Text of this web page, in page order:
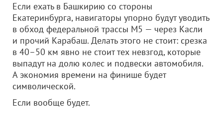
Если ехать в Башкирию со стороны
Екатеринбурга, навигаторы упорно будут уводить
в обход федеральной трассы М5 — через Касли
и прочий Карабаш. Делать этого не стоит: срезка
в 40–50 км явно не стоит тех невзгод, которые
выпадут на долю колес и подвески автомобиля.
А экономия времени на финише будет
символической.
Если вообще будет.